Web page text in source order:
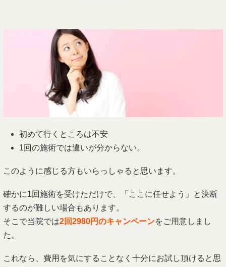
初めて行くところは不安
1回の施術では違いが分からない。
このように感じる方もいらっしゃると思います。
確かに1回施術を受けただけで、「ここに任せよう」と決断
するのが難しい場合もあります。
そこで当院では2回2980円のキャンペーンをご用意しまし
た。
これなら、費用を気にすることなく十分にお試し頂けると思